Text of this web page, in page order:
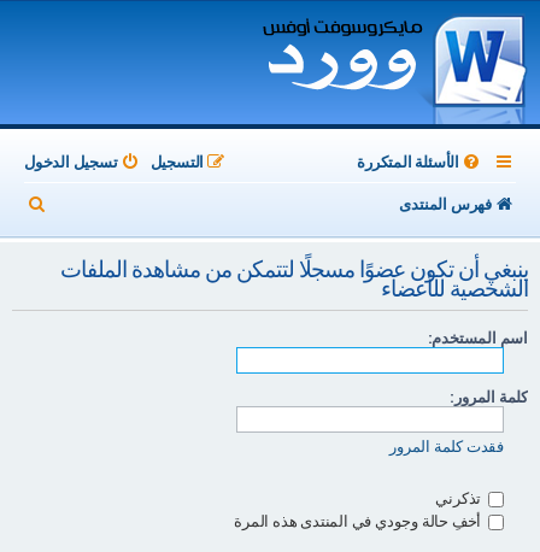
الأسئلة المتكررة تسجيل الدخول
التسجيل
فهرس المنتدى
ح
ينبغي أن تكون عضوًا مسجلًا لتتمكن من مشاهدة الملفات
الشخصية للأعضاء
اسم المستخدم:
كلمة المرور:
فقدت كلمة المرور
تذكرني
أخفِ حالة وجودي في المنتدى هذه المرة